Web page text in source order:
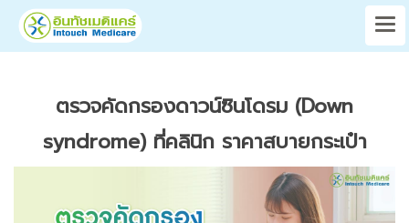
ตรวจคัดกรองดาวน์ซินโดรม (Down
syndrome) ที่คลินิก ราคาสบายกระเป๋า